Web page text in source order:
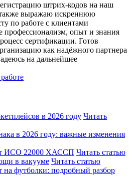
штрих-кодов на наш
выражаю искреннюю
по работе с клиентами
профессионализм, опыт и знания
сертификации. Готов
как надёжного партнера
на дальнейшее
в 2026 году Читать
в 2026 году: важные изменения
ИСО 22000 ХАССП Читать статью
в вакууме Читать статью
на футболки: подробный разбор